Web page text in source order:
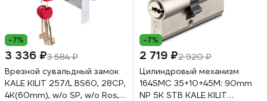
-7%
3 336 ₽3 584 ₽
Врезной сувальдный замок
KALE KILIT 257/L BS60, 28CP,
4K(60mm), w/o SP, w/o Ros,
-7%
2 719 ₽2 920 ₽
Цилиндровый механизм
164SMC 35+10+45M: 90mm
NP 5K STB KALE KILIT